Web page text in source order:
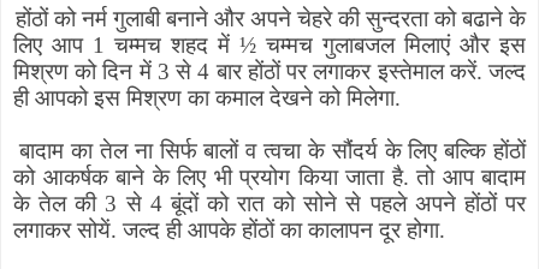
होंठों को नर्म गुलाबी बनाने और अपने चेहरे की सुन्दरता को बढाने के
लिए आप 1 चम्मच शहद में ½ चम्मच गुलाबजल मिलाएं और इस
मिश्रण को दिन में 3 से 4 बार होंठों पर लगाकर इस्तेमाल करें. जल्द
ही आपको इस मिश्रण का कमाल देखने को मिलेगा.
बादाम का तेल ना सिर्फ बालों व त्वचा के सौंदर्य के लिए बल्कि होंठों
को आकर्षक बाने के लिए भी प्रयोग किया जाता है. तो आप बादाम
के तेल की 3 से 4 बूंदों को रात को सोने से पहले अपने होंठों पर
लगाकर सोयें. जल्द ही आपके होंठों का कालापन दूर होगा.